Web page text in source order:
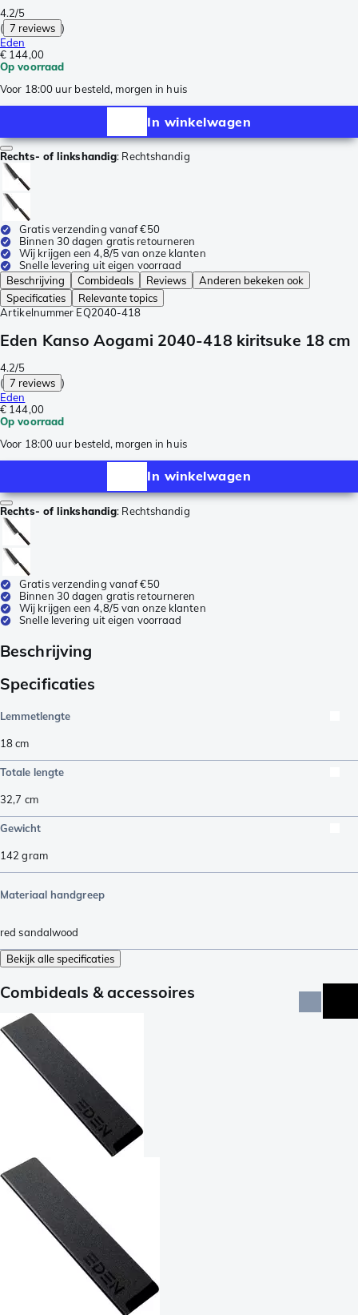
4.2/5
( 7 reviews )
Eden
€ 144,00
Op voorraad
Voor 18:00 uur besteld, morgen in huis
In winkelwagen
Rechts- of linkshandig: Rechtshandig
Gratis verzending vanaf €50
Binnen 30 dagen gratis retourneren
Wij krijgen een 4,8/5 van onze klanten
Snelle levering uit eigen voorraad
Beschrijving
Combideals Reviews
Anderen bekeken ook
Specificaties
Relevante topics
Artikelnummer EQ2040-418
Eden Kanso Aogami 2040-418 kiritsuke 18 cm
4.2/5
( 7 reviews )
Eden
€ 144,00
Op voorraad
Voor 18:00 uur besteld, morgen in huis
In winkelwagen
Rechts- of linkshandig: Rechtshandig
Gratis verzending vanaf €50
Binnen 30 dagen gratis retourneren
Wij krijgen een 4,8/5 van onze klanten
Snelle levering uit eigen voorraad
Beschrijving
Specificaties
Lemmetlengte
18cm
Totale lengte
32,7 cm
Gewicht
142 gram
Materiaal handgreep
red sandalwood
Bekijk alle specificaties
Combideals & accessoires